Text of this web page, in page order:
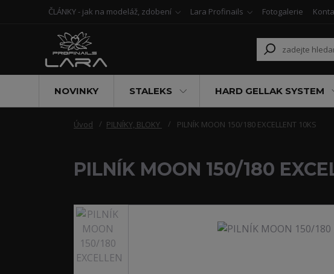
ČLÁNKY - jak na modeláž, zdobení Lara Profinails Fotogalerie
NOVINKY STALEKS HARD GELLAK SYSTEM
Úvod PILNÍKY, BLOKY PILNÍK MOON 150/180 EXCELLENT 10KS
PILNÍK MOON 150/180